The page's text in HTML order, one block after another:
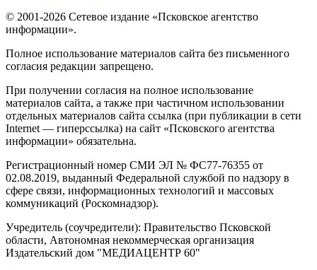
© 2001-2026 Сетевое издание «Псковское агентство
информации».
Полное использование материалов сайта без письменного
согласия редакции запрещено.
При получении согласия на полное использование
материалов сайта, а также при частичном использовании
отдельных материалов сайта ссылка (при публикации в сети
Internet — гиперссылка) на сайт «Псковского агентства
информации» обязательна.
Регистрационный номер СМИ ЭЛ № ФС77-76355 от
02.08.2019, выданный Федеральной службой по надзору в
сфере связи, информационных технологий и массовых
коммуникаций (Роскомнадзор).
Учредитель (соучредители): Правительство Псковской
области, Автономная некоммерческая организация
Издательский дом "МЕДИАЦЕНТР 60"